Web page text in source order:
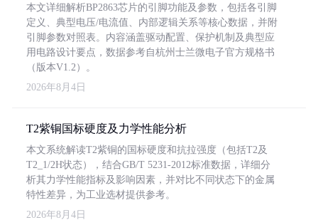
本文详细解析BP2863芯片的引脚功能及参数，包括各引脚
定义、典型电压/电流值、内部逻辑关系等核心数据，并附
引脚参数对照表。内容涵盖驱动配置、保护机制及典型应
用电路设计要点，数据参考自杭州士兰微电子官方规格书
（版本V1.2）。
2026年8月4日
T2紫铜国标硬度及力学性能分析
本文系统解读T2紫铜的国标硬度和抗拉强度（包括T2及
T2_1/2H状态），结合GB/T 5231-2012标准数据，详细分
析其力学性能指标及影响因素，并对比不同状态下的金属
特性差异，为工业选材提供参考。
2026年8月4日